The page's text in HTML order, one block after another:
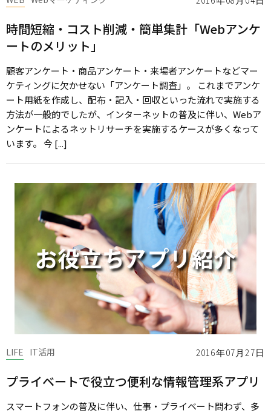
時間短縮・コスト削減・簡単集計「Webアンケ
ートのメリット」
顧客アンケート・商品アンケート・来場者アンケートなどマー
ケティングに欠かせない「アンケート調査」。 これまでアンケ
ート用紙を作成し、配布・記入・回収といった流れで実施する
方法が一般的でしたが、インターネットの普及に伴い、Webア
ンケートによるネットリサーチを実施するケースが多くなって
います。 今 [...]
2016年07月27日
LIFE IT活用
プライベートで役立つ便利な情報管理系アプリ
スマートフォンの普及に伴い、仕事・プライベート問わず、多